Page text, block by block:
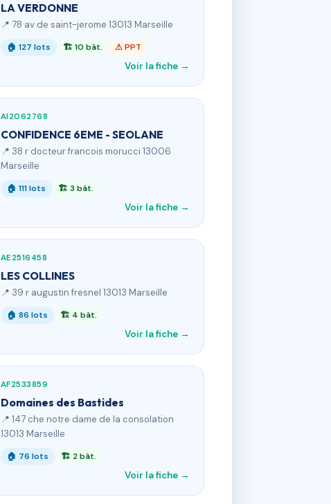
LA VERDONNE
📍 78 av de saint-jerome 13013 Marseille
🏠 127 lots 🏗 10 bât. ⚠ PPT
Voir la fiche →
AI2062768
CONFIDENCE 6EME - SEOLANE
📍 38 r docteur francois morucci 13006
Marseille
🏠 111 lots 🏗 3 bât.
Voir la fiche →
AE2516458
LES COLLINES
📍 39 r augustin fresnel 13013 Marseille
🏠 86 lots 🏗 4 bât.
Voir la fiche →
AF2533859
Domaines des Bastides
📍 147 che notre dame de la consolation
13013 Marseille
🏠 76 lots 🏗 2 bât.
Voir la fiche →